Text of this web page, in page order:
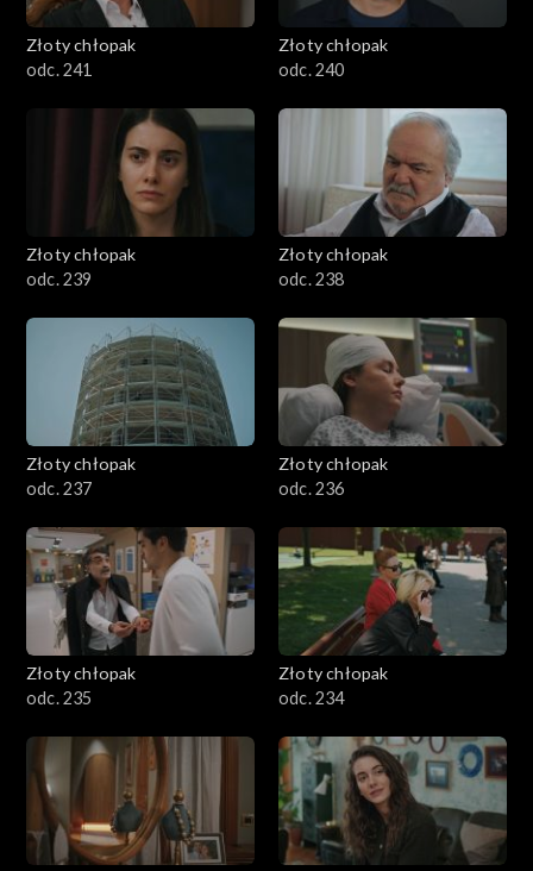
Złoty chłopak
odc. 241
Złoty chłopak
odc. 240
Złoty chłopak
odc. 239
Złoty chłopak
odc. 238
Złoty chłopak
odc. 237
Złoty chłopak
odc. 236
Złoty chłopak
odc. 235
Złoty chłopak
odc. 234